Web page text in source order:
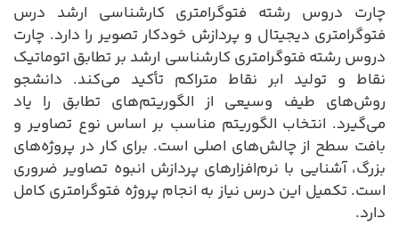
چارت دروس رشته فتوگرامتری کارشناسی ارشد درس
فتوگرامتری دیجیتال و پردازش خودکار تصویر را دارد. چارت
دروس رشته فتوگرامتری کارشناسی ارشد بر تطابق اتوماتیک
نقاط و تولید ابر نقاط متراکم تأکید می‌کند. دانشجو
روش‌های طیف وسیعی از الگوریتم‌های تطابق را یاد
می‌گیرد. انتخاب الگوریتم مناسب بر اساس نوع تصاویر و
بافت سطح از چالش‌های اصلی است. برای کار در پروژه‌های
بزرگ، آشنایی با نرم‌افزارهای پردازش انبوه تصاویر ضروری
است. تکمیل این درس نیاز به انجام پروژه فتوگرامتری کامل
دارد.